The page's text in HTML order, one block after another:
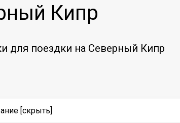
Кипр
для поездки на Северный Кипр
[скрыть]